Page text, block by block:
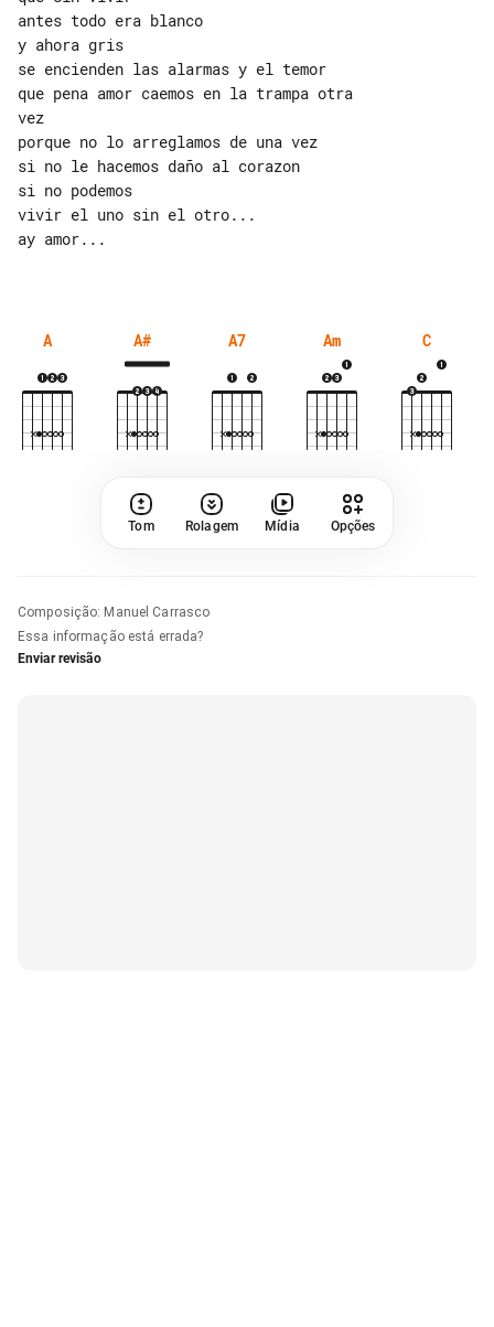
antes todo era blanco
y ahora gris
se encienden las alarmas y el temor
que pena amor caemos en la trampa otra
vez
porque no lo arreglamos de una vez
si no le hacemos daño al corazon
si no podemos
vivir el uno sin el otro...
ay amor...
A A# A7 Am C
Tom Rolagem Mídia Opções
Composição: Manuel Carrasco
Essa informação está errada?
Enviar revisão